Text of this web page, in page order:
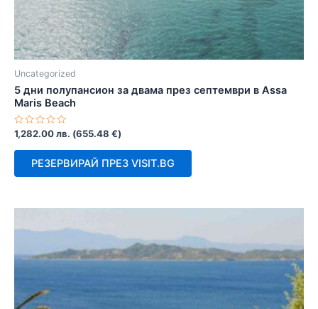
Uncategorized
5 дни полупансион за двама през септември в Assa
Maris Beach
Оценено
с
0
1,282.00лв. (655.48 €)
РЕЗЕРВИРАЙ ПРЕЗ VISIT.BG